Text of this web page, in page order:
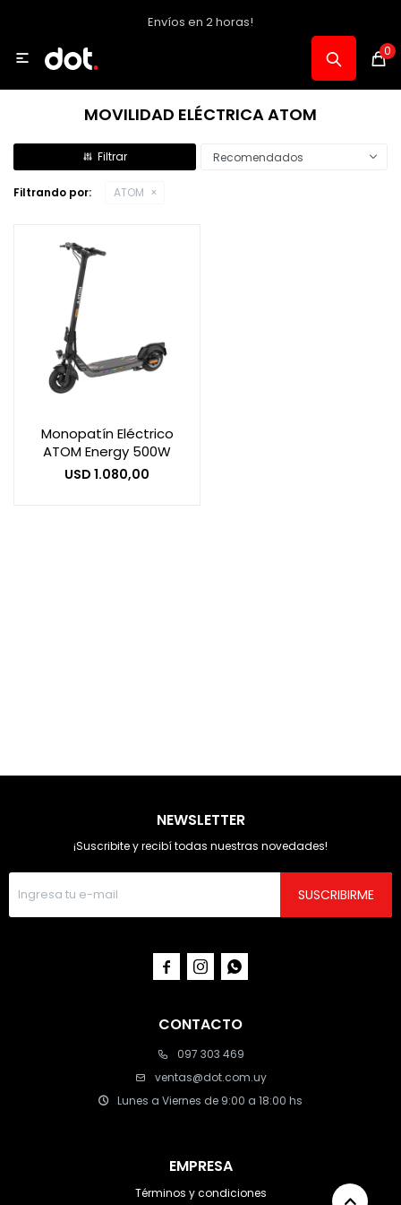
Envíos en 2 horas!
0

MOVILIDAD ELÉCTRICA ATOM
Recomendados
Filtrando por: ATOM
Monopatín Eléctrico
ATOM Energy 500W
USD 1.080,00
CONTACTO
097 303 469
ventas@dot.com.uy
Lunes a Viernes de 9:00 a 18:00 hs
EMPRESA
Términos y condiciones
NEWSLETTER
¡Suscribite y recibí todas nuestras novedades!
SUSCRIBIRME
  
Notebooks y PC
Informática
Audio, Foto y Video
Consolas y Accesorios
Smart Home